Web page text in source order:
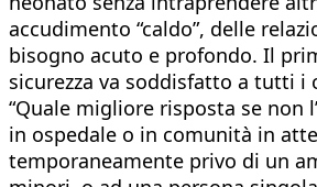
accudimento “caldo”, delle
bisogno acuto e profondo. Il
sicurezza va soddisfatto a tutti i
“Quale migliore risposta se non
in ospedale o in comunità in
temporaneamente privo di un